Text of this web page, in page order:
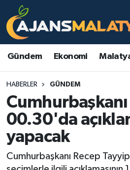
Gündem Ekonomi
HABERLER GÜNDEM
00.30'da
yapacak
Cumhurbaşkanı Recep
Asayiş
Eğitim
Ekonomi
Gündem
Malatya Nöbetçi Eczaneler
Malatya Namaz Vakitleri
Malatya Trafik Yoğunluk
TFF 3.Lig 2.Grup Puan
Tüm Manşetler